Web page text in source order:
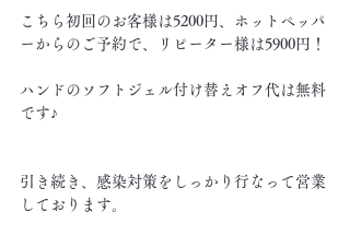
こちら初回のお客様は5200円、ホットペッパ
ーからのご予約で、リピーター様は5900円！
ハンドのソフトジェル付け替えオフ代は無料
です♪
引き続き、感染対策をしっかり行なって営業
しております。